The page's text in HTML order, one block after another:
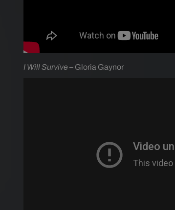
I Will Survive – Gloria Gaynor